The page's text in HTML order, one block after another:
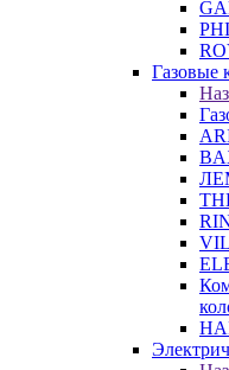
Газовые